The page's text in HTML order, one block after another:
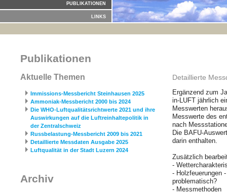
PUBLIKATIONEN
LINKS
Publikationen
Aktuelle Themen
Immissions-Messbericht Steinhausen 2025
Ammoniak-Messbericht 2000 bis 2024
Die WHO-Luftqualitätsrichtwerte 2021 und ihre
Auswirkungen auf die Luftreinhaltepolitik in
der Zentralschweiz
Russbelastung-Messbericht 2009 bis 2021
Detaillierte Messdaten Ausgabe 2025
Luftqualität in der Stadt Luzern 2024
Archiv
Detaillierte
Ergänzend zum
in-LUFT jährlich
Messwerten
Messwerte des
nach
Die BAFU-
darin enthalten.
Zusätzlich
-
- Holzfeuerungen
problematisch?
- Messmethoden